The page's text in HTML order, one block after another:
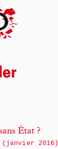
État ?
2016)